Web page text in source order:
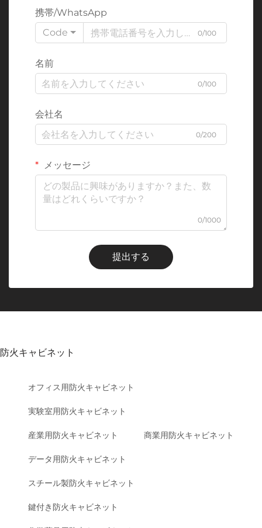
携帯/WhatsApp
Code
0/100
名前
0/100
会社名
0/200
メッセージ
0/1000
提出する
防火キャビネット
オフィス用防火キャビネット
実験室用防火キャビネット
産業用防火キャビネット 商業用防火キャビネット
データ用防火キャビネット
スチール製防火キャビネット
鍵付き防火キャビネット